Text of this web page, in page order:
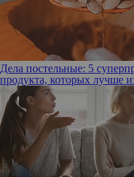
Дела постельные: 5
продукта, которых лучше